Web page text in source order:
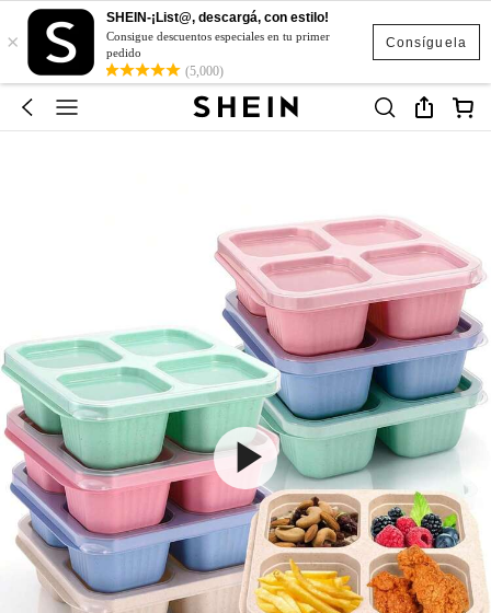
Consíguela
×
SHEIN-¡List@, descargá, con estilo!
Consigue descuentos especiales en tu primer
pedido
(5,000)